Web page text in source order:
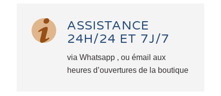
ASSISTANCE
24H/24 ET 7J/7
via Whatsapp , ou émail aux
heures d’ouvertures de la boutique